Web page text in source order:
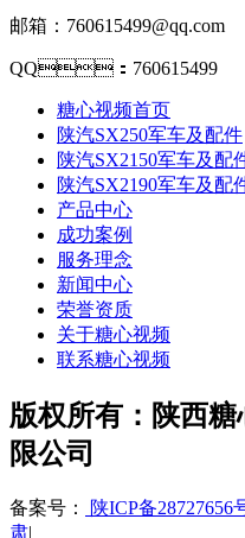
邮箱：760615499@qq.com
QQ：760615499
糖心视频首页
陕汽SX250军车及配件
陕汽SX2150军车及配
陕汽SX2190军车及配
产品中心
成功案例
服务理念
新闻中心
荣誉资质
关于糖心视频
联系糖心视频
版权所有：陕
限公司
备案号： 陕ICP备28727656
肃|